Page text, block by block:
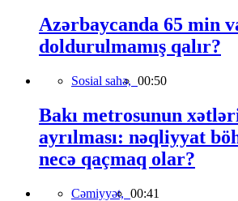
Azərbaycanda 65 min
doldurulmamış qalır?
Sosial sahə, 00:50
Bakı metrosunun
ayrılması: nəqliyyat
necə qaçmaq olar?
Cəmiyyət, 00:41